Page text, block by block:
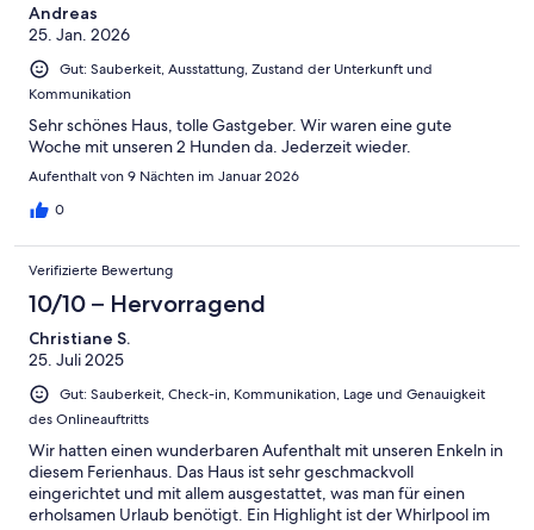
Andreas
25. Jan. 2026
Gut: Sauberkeit, Ausstattung, Zustand der Unterkunft und
Kommunikation
Sehr schönes Haus, tolle Gastgeber. Wir waren eine gute
Woche mit unseren 2 Hunden da. Jederzeit wieder.
Aufenthalt von 9 Nächten im Januar 2026
0
Verifizierte Bewertung
10/10 – Hervorragend
Christiane S.
25. Juli 2025
Gut: Sauberkeit, Check-in, Kommunikation, Lage und Genauigkeit
des Onlineauftritts
Wir hatten einen wunderbaren Aufenthalt mit unseren Enkeln in
diesem Ferienhaus. Das Haus ist sehr geschmackvoll
eingerichtet und mit allem ausgestattet, was man für einen
erholsamen Urlaub benötigt. Ein Highlight ist der Whirlpool im